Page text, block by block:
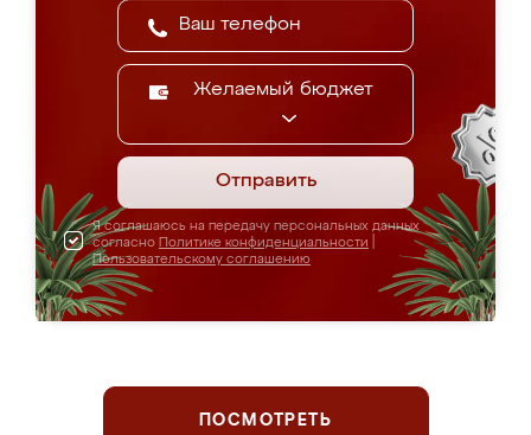
Желаемый бюджет
Отправить
Я соглашаюсь на передачу персональных данных
согласно Политике конфиденциальности
Пользовательскому соглашению
ПОСМОТРЕТЬ